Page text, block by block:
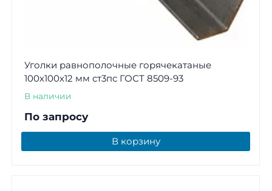
Уголки равнополочные горячекатаные
100х100х12 мм ст3пс ГОСТ 8509-93
В наличии
По запросу
В корзину